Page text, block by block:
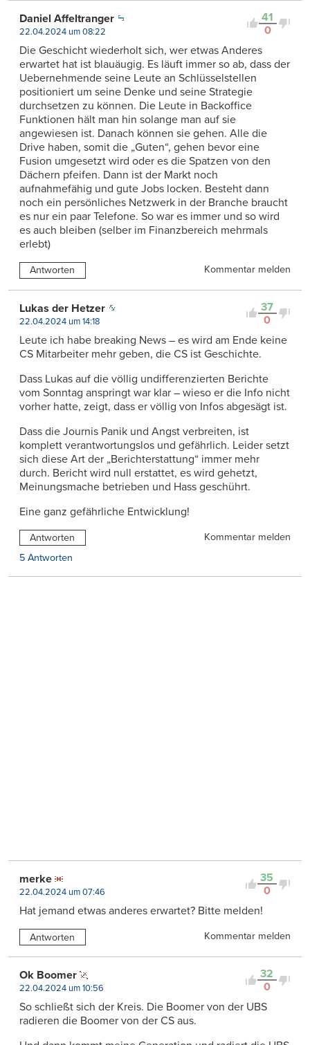
41
0
Daniel Affeltranger
22.04.2024 um 08:22
Die Geschicht wiederholt sich, wer etwas Anderes
erwartet hat ist blauäugig. Es läuft immer so ab, dass der
Uebernehmende seine Leute an Schlüsselstellen
positioniert um seine Denke und seine Strategie
durchsetzen zu können. Die Leute in Backoffice
Funktionen hält man hin solange man auf sie
angewiesen ist. Danach können sie gehen. Alle die
Drive haben, somit die „Guten“, gehen bevor eine
Fusion umgesetzt wird oder es die Spatzen von den
Dächern pfeifen. Dann ist der Markt noch
aufnahmefähig und gute Jobs locken. Besteht dann
noch ein persönliches Netzwerk in der Branche braucht
es nur ein paar Telefone. So war es immer und so wird
es auch bleiben (selber im Finanzbereich mehrmals
erlebt)
Antworten Kommentar melden
37
0
Lukas der Hetzer
22.04.2024 um 14:18
Leute ich habe breaking News – es wird am Ende keine
CS Mitarbeiter mehr geben, die CS ist Geschichte.
Dass Lukas auf die völlig undifferenzierten Berichte
vom Sonntag anspringt war klar – wieso er die Info nicht
vorher hatte, zeigt, dass er völlig von Infos abgesägt ist.
Dass die Journis Panik und Angst verbreiten, ist
komplett verantwortungslos und gefährlich. Leider setzt
sich diese Art der „Berichterstattung“ immer mehr
durch. Bericht wird null erstattet, es wird gehetzt,
Meinungsmache betrieben und Hass geschührt.
Eine ganz gefährliche Entwicklung!
Antworten
Kommentar melden
5 Antworten
35
0
merke
22.04.2024 um 07:46
Hat jemand etwas anderes erwartet? Bitte melden!
Antworten Kommentar melden
32
0
Ok Boomer
22.04.2024 um 10:56
So schließt sich der Kreis. Die Boomer von der UBS
radieren die Boomer von der CS aus.